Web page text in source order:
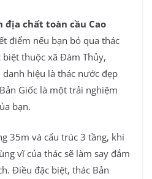
địa chất toàn cầu Cao
điểm nếu bạn bỏ qua thác
thuộc xã Đàm Thủy,
hiệu là thác nước đẹp
Giốc là một trải nghiệm
bạn.
35m và cấu trúc 3 tầng, khi
vĩ của thác sẽ làm say đắm
Điều đặc biệt, thác Bản